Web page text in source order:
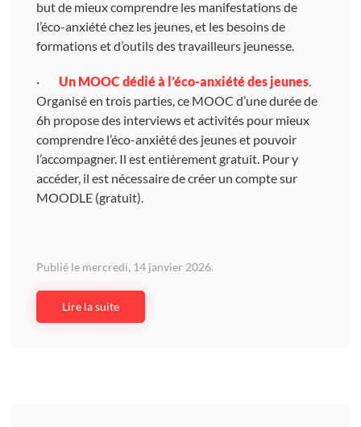
but de mieux comprendre les manifestations de
l’éco-anxiété chez les jeunes, et les besoins de
formations et d’outils des travailleurs jeunesse.
· Un MOOC dédié à l’éco-anxiété des jeunes.
Organisé en trois parties, ce MOOC d’une durée de
6h propose des interviews et activités pour mieux
comprendre l’éco-anxiété des jeunes et pouvoir
l’accompagner. Il est entièrement gratuit. Pour y
accéder, il est nécessaire de créer un compte sur
MOODLE (gratuit).
Publié le mercredi, 14 janvier 2026.
Lire la suite